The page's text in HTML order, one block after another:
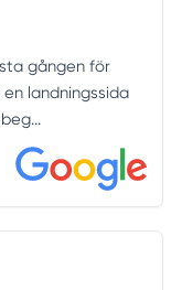
gången för
landningssida